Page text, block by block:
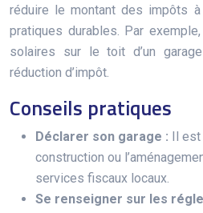
réduire le montant des impôts
pratiques durables. Par
solaires sur le toit d’un
réduction d’impôt.
Conseils pratiques
Déclarer son garage : Il est
construction ou
services fiscaux locaux.
Se renseigner sur les